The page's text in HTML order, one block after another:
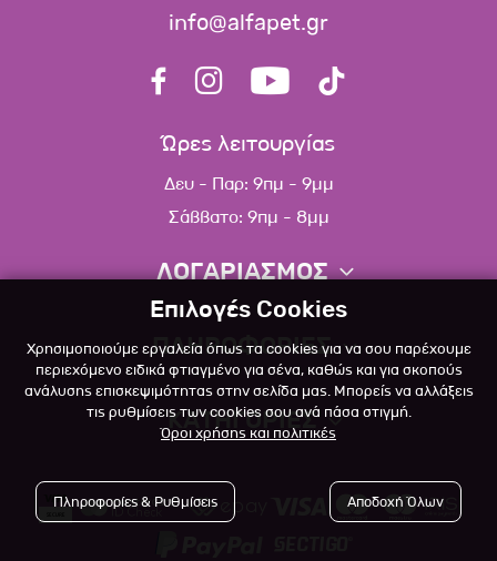
info@alfapet.gr
Ώρες λειτουργίας
Δευ - Παρ: 9πμ - 9μμ
Σάββατο: 9πμ - 8μμ
ΛΟΓΑΡΙΑΣΜΟΣ
Πληροφορίες λογαριασμού
Λίστα αγαπημένων
Πολιτική επιστροφών
ΠΛΗΡΟΦΟΡΙΕΣ
Σχετικά
Επικοινωνία
Blog
Όροι Χρήσης
ΚΑΤΗΓΟΡΙΕΣ
Επιλογές Cookies
Χρησιμοποιούμε εργαλεία όπως τα cookies για να σου παρέχουμε
περιεχόμενο ειδικά φτιαγμένο για σένα, καθώς και για σκοπούς
ανάλυσης επισκεψιμότητας στην σελίδα μας. Μπορείς να αλλάξεις
τις ρυθμίσεις των cookies σου ανά πάσα στιγμή.
Όροι χρήσης και πολιτικές
Πληροφορίες & Ρυθμίσεις Αποδοχή Όλων